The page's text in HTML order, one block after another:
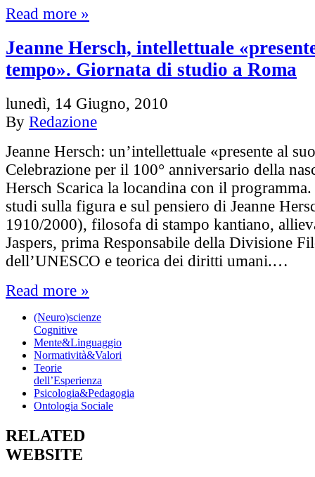
Read more »
Jeanne Hersch, intellettuale
tempo». Giornata di studio a Roma
lunedì, 14 Giugno, 2010
By Redazione
Jeanne Hersch: un’intellettuale «presente al
Celebrazione per il 100° anniversario della
Hersch Scarica la locandina con il
studi sulla figura e sul pensiero di Jeanne
1910/2000), filosofa di stampo kantiano,
Jaspers, prima Responsabile della Divisione
dell’UNESCO e teorica dei diritti umani.…
Read more »
(Neuro)scienze
Cognitive
Mente&Linguaggio
Normatività&Valori
Teorie
dell’Esperienza
Psicologia&Pedagogia
Ontologia Sociale
RELATED
WEBSITE